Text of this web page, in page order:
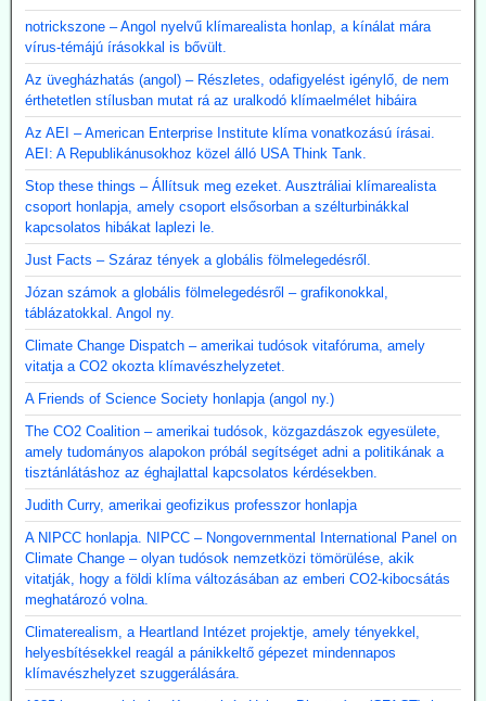
notrickszone – Angol nyelvű klímarealista honlap, a kínálat mára
vírus-témájú írásokkal is bővült.
Az üvegházhatás (angol) – Részletes, odafigyelést igénylő, de nem
érthetetlen stílusban mutat rá az uralkodó klímaelmélet hibáira
Az AEI – American Enterprise Institute klíma vonatkozású írásai.
AEI: A Republikánusokhoz közel álló USA Think Tank.
Stop these things – Állítsuk meg ezeket. Ausztráliai klímarealista
csoport honlapja, amely csoport elsősorban a szélturbinákkal
kapcsolatos hibákat laplezi le.
Just Facts – Száraz tények a globális fölmelegedésről.
Józan számok a globális fölmelegedésről – grafikonokkal,
táblázatokkal. Angol ny.
Climate Change Dispatch – amerikai tudósok vitafóruma, amely
vitatja a CO2 okozta klímavészhelyzetet.
A Friends of Science Society honlapja (angol ny.)
The CO2 Coalition – amerikai tudósok, közgazdászok egyesülete,
amely tudományos alapokon próbál segítséget adni a politikának a
tisztánlátáshoz az éghajlattal kapcsolatos kérdésekben.
Judith Curry, amerikai geofizikus professzor honlapja
A NIPCC honlapja. NIPCC – Nongovernmental International Panel on
Climate Change – olyan tudósok nemzetközi tömörülése, akik
vitatják, hogy a földi klíma változásában az emberi CO2-kibocsátás
meghatározó volna.
Climaterealism, a Heartland Intézet projektje, amely tényekkel,
helyesbítésekkel reagál a pánikkeltő gépezet mindennapos
klímavészhelyzet szuggerálására.